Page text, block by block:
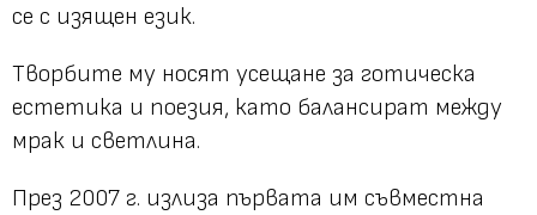
се с изящен език.
Творбите му носят усещане за готическа
естетика и поезия, като балансират между
мрак и светлина.
През 2007 г. излиза първата им съвместна